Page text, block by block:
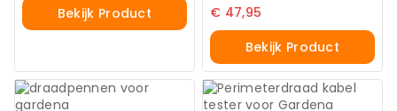
Bekijk Product
€ 47,95
Bekijk Product